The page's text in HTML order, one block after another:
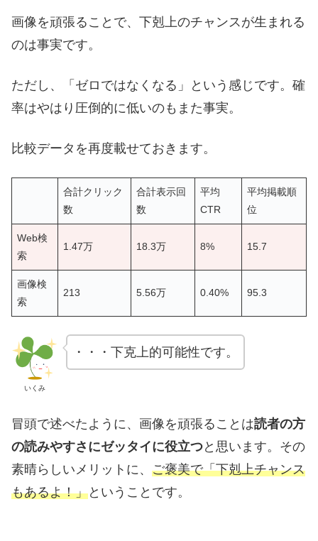
画像を頑張ることで、下剋上のチャンスが生まれる
のは事実です。
ただし、「ゼロではなくなる」という感じです。確
率はやはり圧倒的に低いのもまた事実。
比較データを再度載せておきます。
合計クリック
数
合計表示回
数
平均
CTR
平均掲載順
位
Web検
索
1.47万 18.3万 8% 15.7
画像検
索
213 5.56万 0.40% 95.3
いくみ
・・・下克上的可能性です。
冒頭で述べたように、画像を頑張ることは読者の方
の読みやすさにゼッタイに役立つと思います。その
素晴らしいメリットに、 ご褒美で「下剋上チャンス
もあるよ！」ということです。